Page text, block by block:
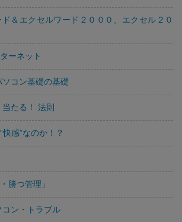
＆エクセルワード２０００、エクセル２０
ーネット
コン基礎の基礎
たる！ 法則
感”なのか！？
勝つ管理」
ン・トラブル